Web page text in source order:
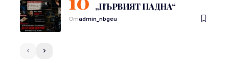
„ПЪРВИЯТ ПАДНА“
Отadmin_nbgeu